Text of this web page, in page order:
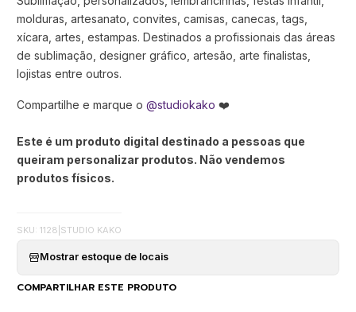
molduras, artesanato, convites, camisas, canecas, tags,
xícara, artes, estampas. Destinados a profissionais das áreas
de sublimação, designer gráfico, artesão, arte finalistas,
lojistas entre outros.
Compartilhe e marque o @studiokako ❤️
Este é um produto digital destinado a pessoas que
queiram personalizar produtos. Não vendemos
produtos físicos.
SKU: 1128 STUDIO KAKO
Mostrar estoque de locais
COMPARTILHAR ESTE PRODUTO